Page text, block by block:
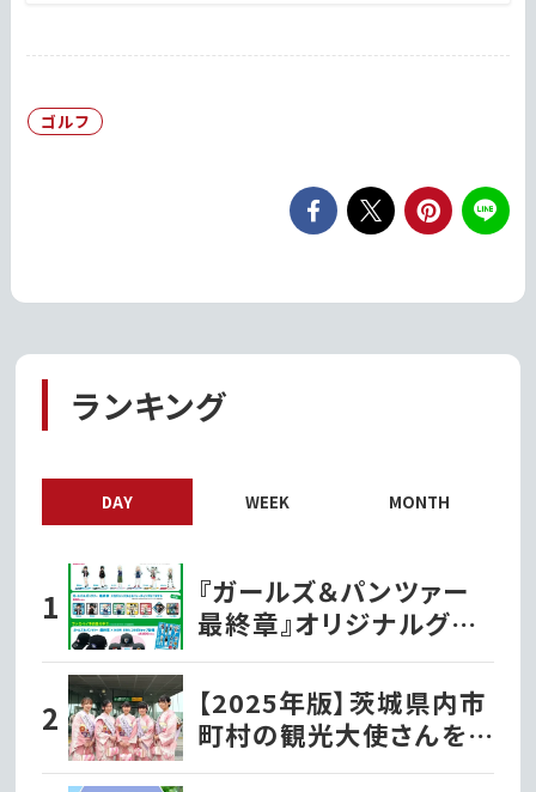
ゴルフ
ランキング
DAY WEEK MONTH
『ガールズ＆パンツァー
最終章』オリジナルグッ
ズ各種ファミリーマート
で発売開始!!
【2025年版】茨城県内市
町村の観光大使さんを
紹介！